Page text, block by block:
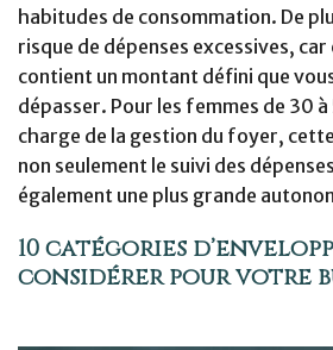
habitudes de consommation. De
risque de dépenses excessives,
contient un montant défini que
dépasser. Pour les femmes de 30
charge de la gestion du foyer,
non seulement le suivi des
également une plus grande
10 catégories
considérer pour votre